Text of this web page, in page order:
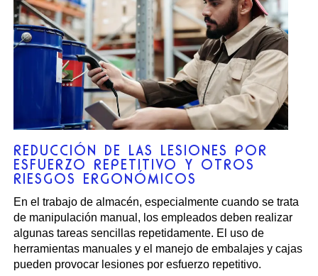
REDUCCIÓN DE LAS LESIONES POR
ESFUERZO REPETITIVO Y OTROS
RIESGOS ERGONÓMICOS
En el trabajo de almacén, especialmente cuando se trata
de manipulación manual, los empleados deben realizar
algunas tareas sencillas repetidamente. El uso de
herramientas manuales y el manejo de embalajes y cajas
pueden provocar lesiones por esfuerzo repetitivo.